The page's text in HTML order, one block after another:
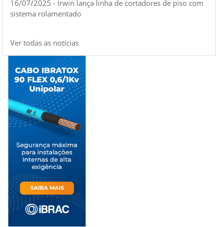
16/07/2025 - Irwin lança linha de cortadores de piso com
sistema rolamentado
Ver todas as notícias